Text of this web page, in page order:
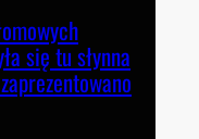
się tu słynna